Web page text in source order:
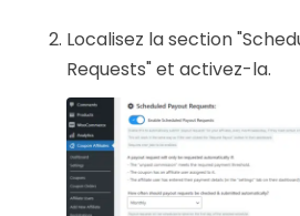
Localisez la section
Requests" et activez-la.